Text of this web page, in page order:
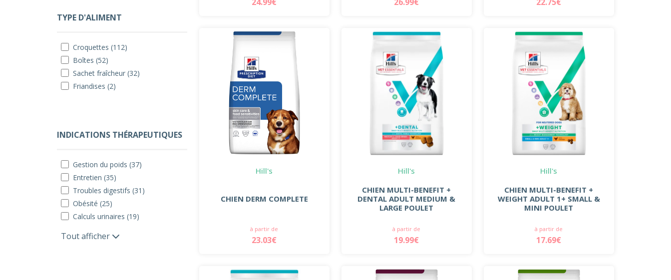
TYPE D'ALIMENT
Croquettes (112)
Boîtes (52)
Sachet fraîcheur (32)
Friandises (2)
INDICATIONS THÉRAPEUTIQUES
Gestion du poids (37)
Entretien (35)
Troubles digestifs (31)
Obésité (25)
Calculs urinaires (19)
Tout afficher
Hill's
CHIEN DERM COMPLETE
à partir de
23.03€
Hill's
CHIEN MULTI-BENEFIT +
DENTAL ADULT MEDIUM &
LARGE POULET
à partir de
19.99€
Hill's
CHIEN MULTI-BENEFIT +
WEIGHT ADULT 1+ SMALL &
MINI POULET
à partir de
17.69€